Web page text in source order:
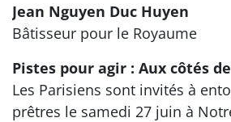
Jean Nguyen Duc Huyen
Bâtisseur pour le Royaume
Pistes pour agir : Aux côtés
Les Parisiens sont invités à
prêtres le samedi 27 juin à